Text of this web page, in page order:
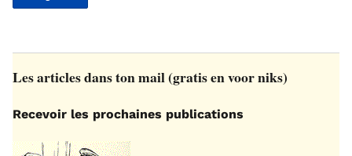
Les articles dans ton mail (gratis en voor niks)
Recevoir les prochaines publications